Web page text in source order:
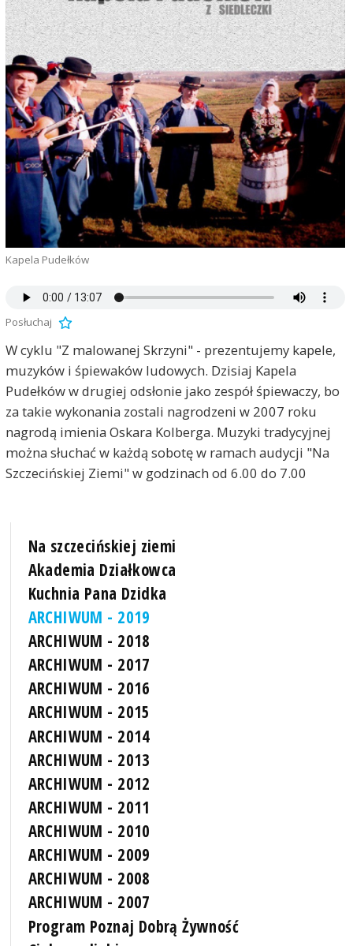
Kapela Pudełków
Posłuchaj
W cyklu "Z malowanej Skrzyni" - prezentujemy kapele,
muzyków i śpiewaków ludowych. Dzisiaj Kapela
Pudełków w drugiej odsłonie jako zespół śpiewaczy, bo
za takie wykonania zostali nagrodzeni w 2007 roku
nagrodą imienia Oskara Kolberga. Muzyki tradycyjnej
można słuchać w każdą sobotę w ramach audycji "Na
Szczecińskiej Ziemi" w godzinach od 6.00 do 7.00
Na szczecińskiej ziemi
Akademia Działkowca
Kuchnia Pana Dzidka
ARCHIWUM - 2019
ARCHIWUM - 2018
ARCHIWUM - 2017
ARCHIWUM - 2016
ARCHIWUM - 2015
ARCHIWUM - 2014
ARCHIWUM - 2013
ARCHIWUM - 2012
ARCHIWUM - 2011
ARCHIWUM - 2010
ARCHIWUM - 2009
ARCHIWUM - 2008
ARCHIWUM - 2007
Program Poznaj Dobrą Żywność